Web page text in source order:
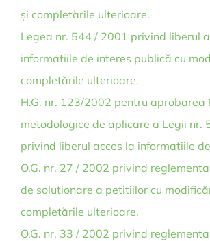
și completările ulterioare.
Legea nr. 544 / 2001 privind liberul
informatiile de interes publică cu
completările ulterioare.
H.G. nr. 123/2002 pentru aprobarea
metodologice de aplicare a Legii nr.
privind liberul acces la informatiile
O.G. nr. 27 / 2002 privind
de solutionare a petitiilor cu
completările ulterioare.
O.G. nr. 33 / 2002 privind